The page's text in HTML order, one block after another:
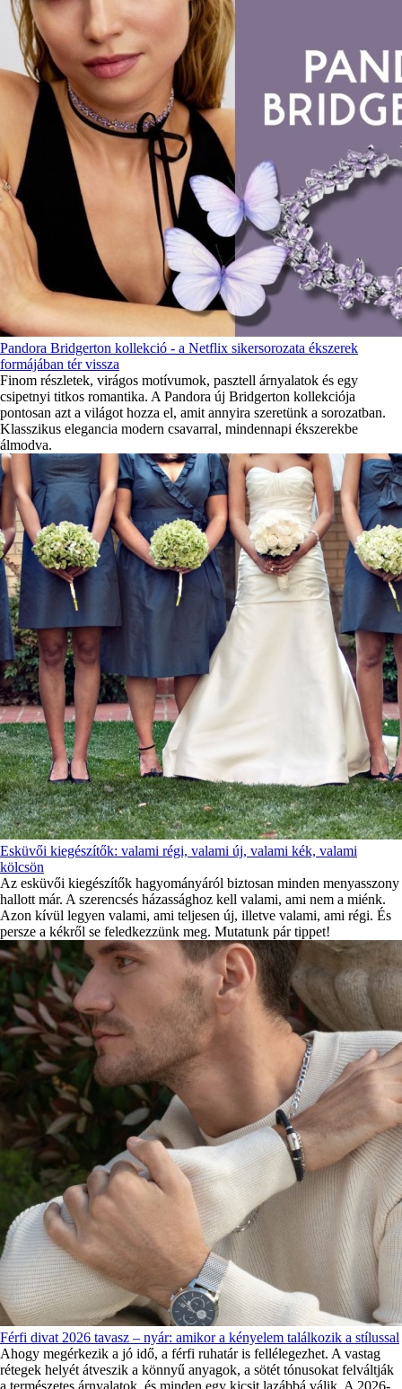
Pandora Bridgerton kollekció - a Netflix sikersorozata ékszerek
formájában tér vissza
Finom részletek, virágos motívumok, pasztell árnyalatok és egy
csipetnyi titkos romantika. A Pandora új Bridgerton kollekciója
pontosan azt a világot hozza el, amit annyira szeretünk a sorozatban.
Klasszikus elegancia modern csavarral, mindennapi ékszerekbe
álmodva.
Esküvői kiegészítők: valami régi, valami új, valami kék, valami
kölcsön
Az esküvői kiegészítők hagyományáról biztosan minden menyasszony
hallott már. A szerencsés házassághoz kell valami, ami nem a miénk.
Azon kívül legyen valami, ami teljesen új, illetve valami, ami régi. És
persze a kékről se feledkezzünk meg. Mutatunk pár tippet!
Férfi divat 2026 tavasz – nyár: amikor a kényelem találkozik a stílussal
Ahogy megérkezik a jó idő, a férfi ruhatár is fellélegezhet. A vastag
rétegek helyét átveszik a könnyű anyagok, a sötét tónusokat felváltják
a természetes árnyalatok, és minden egy kicsit lazábbá válik. A 2026-